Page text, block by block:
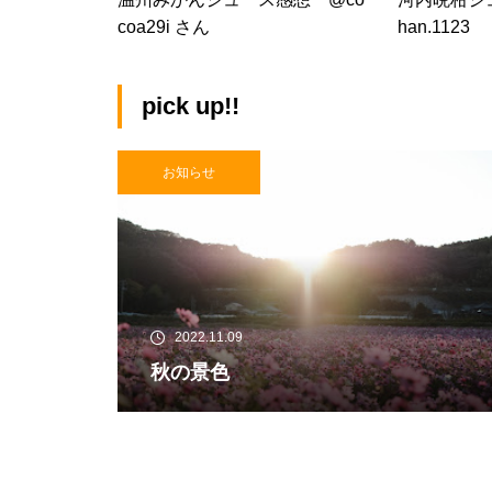
coa29i さん
han.1123
pick up!!
お知らせ
2022.11.09
秋の景色